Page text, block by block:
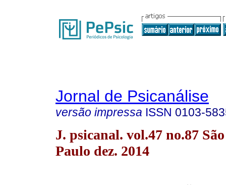
Jornal de Psicanálise
versão impressa ISSN 0103-
J. psicanal. vol.47 no.87 São
Paulo dez. 2014